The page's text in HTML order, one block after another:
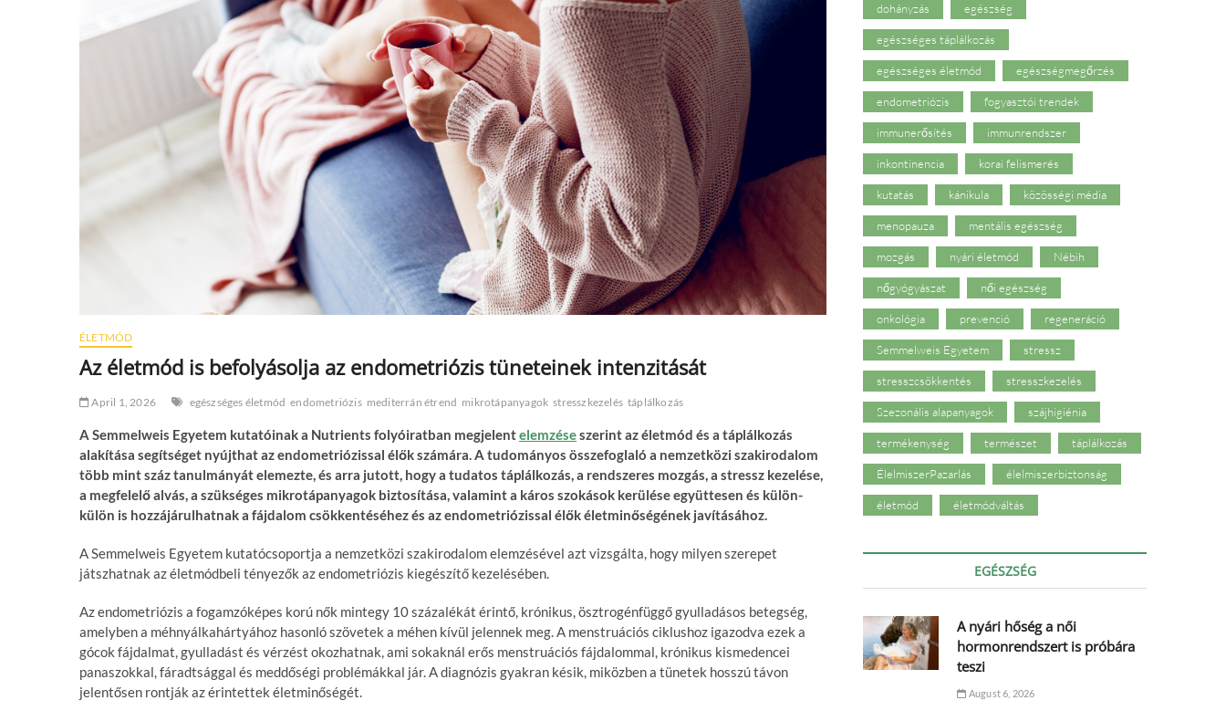
ÉLETMÓD
Az életmód is befolyásolja az endometriózis tüneteinek intenzitását
April 1, 2026 egészséges életmód endometriózis mediterrán étrend mikrotápanyagok stresszkezelés táplálkozás
A Semmelweis Egyetem kutatóinak a Nutrients folyóiratban megjelentelemzéseszerint az életmód és a táplálkozás
alakítása segítséget nyújthat az endometriózissal élők számára. A tudományos összefoglaló a nemzetközi szakirodalom
több mint száz tanulmányát elemezte, és arra jutott, hogy a tudatos táplálkozás, a rendszeres mozgás, a stressz kezelése,
a megfelelő alvás, a szükséges mikrotápanyagok biztosítása, valamint a káros szokások kerülése együttesen és külön-
külön is hozzájárulhatnak a fájdalom csökkentéséhez és az endometriózissal élők életminőségének javításához.
A Semmelweis Egyetem kutatócsoportja a nemzetközi szakirodalom elemzésével azt vizsgálta, hogy milyen szerepet
játszhatnak az életmódbeli tényezők az endometriózis kiegészítő kezelésében.
Az endometriózis a fogamzóképes korú nők mintegy 10 százalékát érintő, krónikus, ösztrogénfüggő gyulladásos betegség,
amelyben a méhnyálkahártyához hasonló szövetek a méhen kívül jelennek meg. A menstruációs ciklushoz igazodva ezek a
gócok fájdalmat, gyulladást és vérzést okozhatnak, ami sokaknál erős menstruációs fájdalommal, krónikus kismedencei
panaszokkal, fáradtsággal és meddőségi problémákkal jár. A diagnózis gyakran késik, miközben a tünetek hosszú távon
jelentősen rontják az érintettek életminőségét.
dohányzás egészség
egészséges táplálkozás
egészséges életmód egészségmegőrzés
endometriózis fogyasztói trendek
immunerősítés immunrendszer
inkontinencia korai felismerés
kutatás kánikula közösségi média
menopauza mentális egészség
mozgás nyári életmód Nébih
nőgyógyászat női egészség
onkológia prevenció regeneráció
Semmelweis Egyetem stressz
stresszcsökkentés stresszkezelés
Szezonális alapanyagok szájhigiénia
termékenység természet táplálkozás
ÉlelmiszerPazarlás élelmiszerbiztonság
életmód életmódváltás
EGÉSZSÉG
A nyári hőség a női
hormonrendszert is próbára
teszi
August 6, 2026